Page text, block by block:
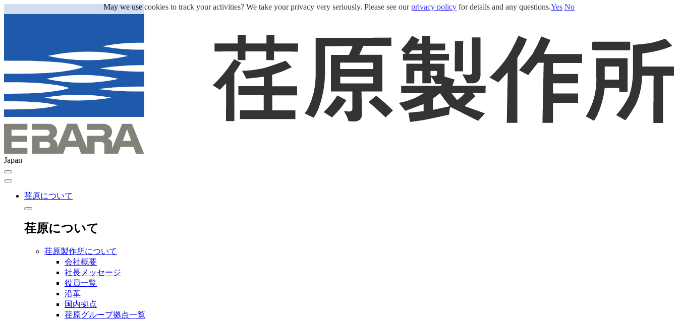
Japan
荏原について
荏原について
荏原製作所について
会社概要
社長メッセージ
役員一覧
沿革
国内拠点
荏原グループ拠点一覧
May we use cookies to track your activities? We take your privacy very seriously. Please see ourprivacy policy for details and any questions.Yes No